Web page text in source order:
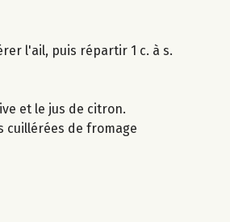
l'ail, puis répartir 1 c. à s.
et le jus de citron.
cuillérées de fromage